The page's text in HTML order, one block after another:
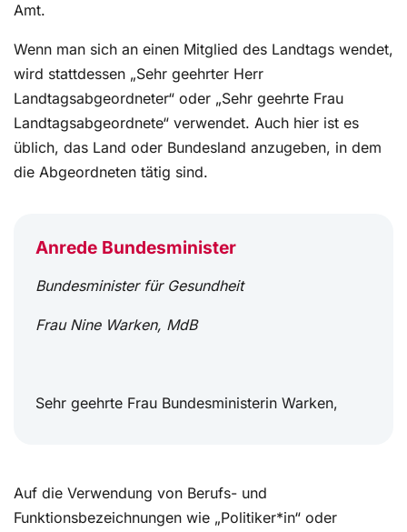
Amt.
Wenn man sich an einen Mitglied des Landtags wendet,
wird stattdessen „Sehr geehrter Herr
Landtagsabgeordneter“ oder „Sehr geehrte Frau
Landtagsabgeordnete“ verwendet. Auch hier ist es
üblich, das Land oder Bundesland anzugeben, in dem
die Abgeordneten tätig sind.
Anrede Bundesminister
Bundesminister für Gesundheit
Frau Nine Warken, MdB
Sehr geehrte Frau Bundesministerin Warken,
Auf die Verwendung von Berufs- und
Funktionsbezeichnungen wie „Politiker*in“ oder